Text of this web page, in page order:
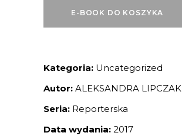
E-BOOK DO KOSZYKA
Kategoria: Uncategorized
Autor: ALEKSANDRA LIPCZAK
Seria: Reporterska
Data wydania: 2017